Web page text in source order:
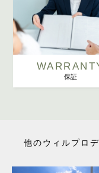
保証
他のウィルプロ